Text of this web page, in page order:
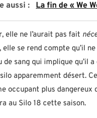
aussi : La fin de « We
elle ne l’aurait pas fait
elle se rend compte qu’il
de sang qui implique qu’il
apparemment désert.
occupant plus dangereux
au Silo 18 cette saison.